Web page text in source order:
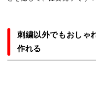
刺繍以外でもおしゃ
作れる